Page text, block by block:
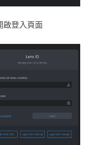
啟登入頁面